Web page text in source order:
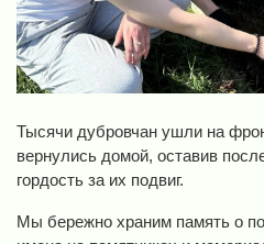
Тысячи дубровчан ушли на
вернулись домой, оставив
гордость за их подвиг.
Мы бережно храним память о